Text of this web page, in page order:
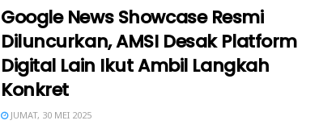
Google News Showcase Resmi
Diluncurkan, AMSI Desak Platform
Digital Lain Ikut Ambil Langkah
Konkret
JUMAT, 30 MEI 2025